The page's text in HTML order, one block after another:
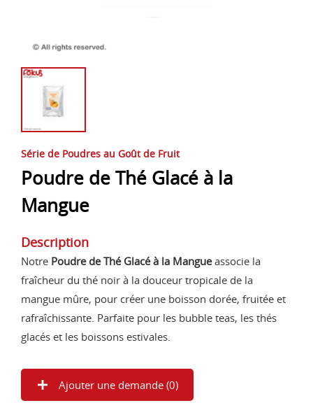
Série de Poudres au Goût de Fruit
Poudre de Thé Glacé à la
Mangue
Description
Notre Poudre de Thé Glacé à la Mangueassocie la
fraîcheur du thé noir à la douceur tropicale de la
mangue mûre, pour créer une boisson dorée, fruitée et
rafraîchissante. Parfaite pour les bubble teas, les thés
glacés et les boissons estivales.
Ajouter une demande (0)